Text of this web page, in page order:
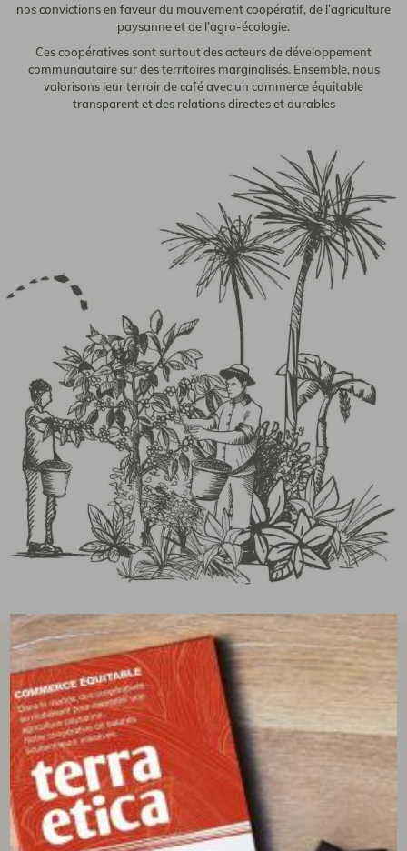
nos convictions en faveur du mouvement coopératif, de l’agriculture
paysanne et de l’agro-écologie.
Ces coopératives sont surtout des acteurs de développement
communautaire sur des territoires marginalisés. Ensemble, nous
valorisons leur terroir de café avec un commerce équitable
transparent et des relations directes et durables
tous les avis clients
4.89/5
(9 avis)
écrire un avis
Claire
11/03/2025
Très bon café, sans produit chimique.